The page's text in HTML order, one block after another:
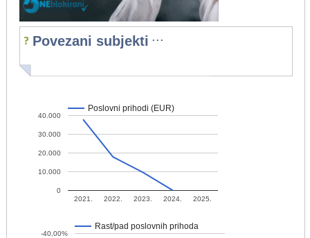
Povezani subjekti ...
Poslovni prihodi (EUR)
2021. 2022. 2023. 2024. 2025.
0
10.000
20.000
30.000
40.000
Rast/pad poslovnih prihoda
-40,00%